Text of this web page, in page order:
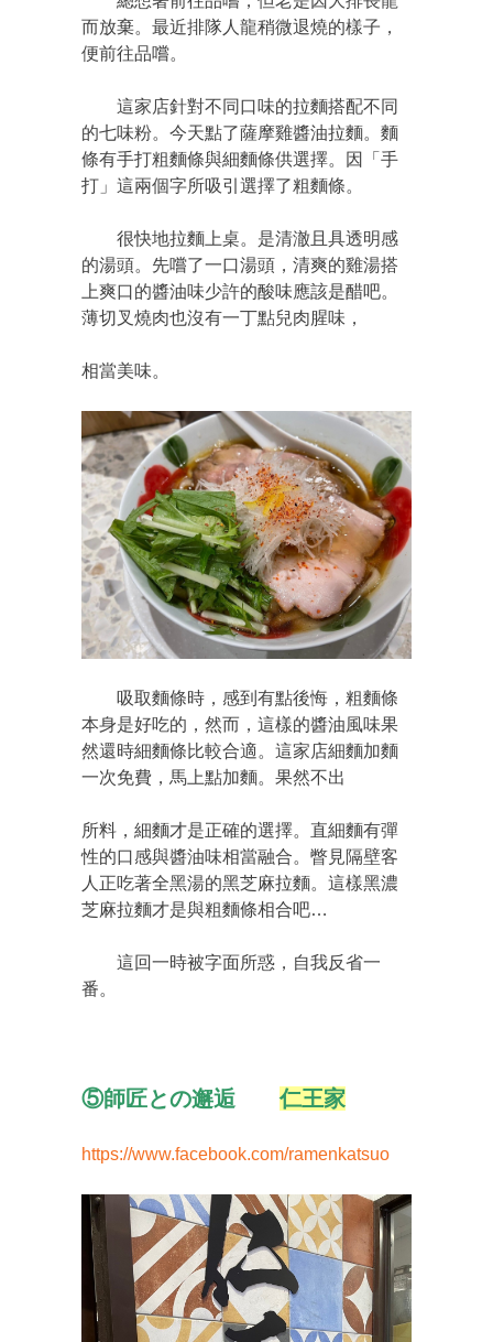
而放棄。最近排隊人龍稍微退燒的樣子，
便前往品嚐。
這家店針對不同口味的拉麵搭配不同
的七味粉。今天點了薩摩雞醬油拉麵。麵
條有手打粗麵條與細麵條供選擇。因「手
打」這兩個字所吸引選擇了粗麵條。
很快地拉麵上桌。是清澈且具透明感
的湯頭。先嚐了一口湯頭，清爽的雞湯搭
上爽口的醬油味少許的酸味應該是醋吧。
薄切叉燒肉也沒有一丁點兒肉腥味，
相當美味。
吸取麵條時，感到有點後悔，粗麵條
本身是好吃的，然而，這樣的醬油風味果
然還時細麵條比較合適。這家店細麵加麵
一次免費，馬上點加麵。果然不出
所料，細麵才是正確的選擇。直細麵有彈
性的口感與醬油味相當融合。瞥見隔壁客
人正吃著全黑湯的黑芝麻拉麵。這樣黑濃
芝麻拉麵才是與粗麵條相合吧…
這回一時被字面所惑，自我反省一
番。
⑤師匠との邂逅仁王家
https://www.facebook.com/ramenkatsuo